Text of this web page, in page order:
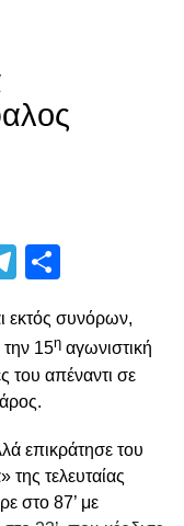
Telegram
Telegram
εκτός συνόρων,
15ηαγωνιστική
του απέναντι σε
επικράτησε του
τελευταίας
στο 87’ με